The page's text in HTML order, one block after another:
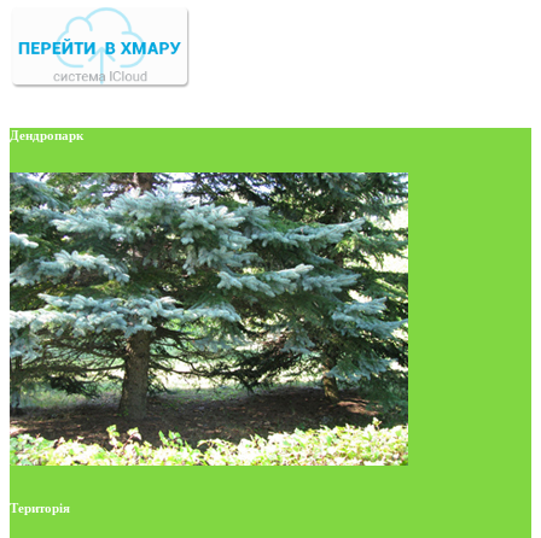
Дендропарк
Територія